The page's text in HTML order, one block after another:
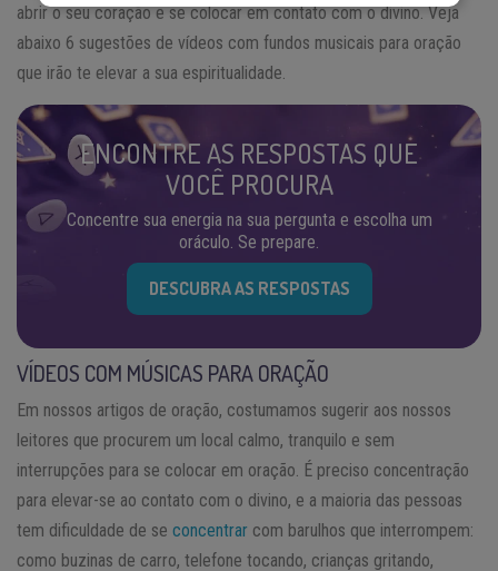
abrir o seu coração e se colocar em contato com o divino. Veja
abaixo 6 sugestões de vídeos com fundos musicais para oração
que irão te elevar a sua espiritualidade.
ENCONTRE AS RESPOSTAS QUE
VOCÊ PROCURA
Concentre sua energia na sua pergunta e escolha um
oráculo. Se prepare.
DESCUBRA AS RESPOSTAS
VÍDEOS COM MÚSICAS PARA ORAÇÃO
Em nossos artigos de oração, costumamos sugerir aos nossos
leitores que procurem um local calmo, tranquilo e sem
interrupções para se colocar em oração. É preciso concentração
para elevar-se ao contato com o divino, e a maioria das pessoas
tem dificuldade de se concentrar com barulhos que interrompem:
como buzinas de carro, telefone tocando, crianças gritando,